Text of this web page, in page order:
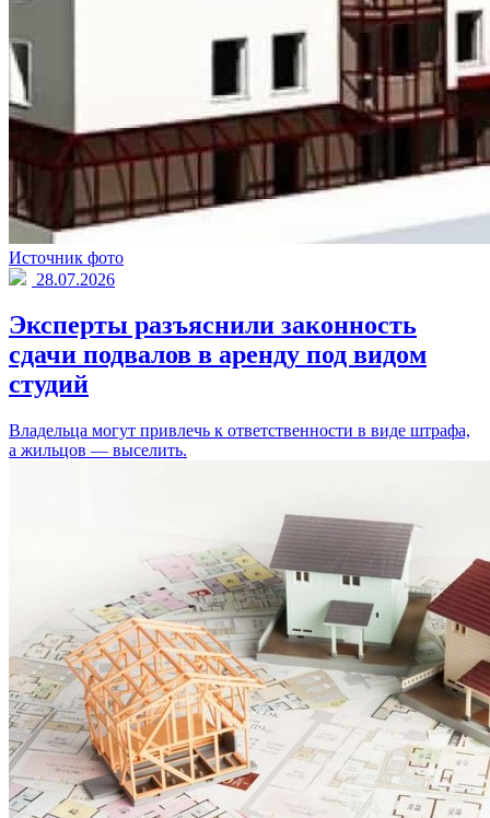
Источник фото
28.07.2026
Эксперты разъяснили законность
сдачи подвалов в аренду под видом
студий
Владельца могут привлечь к ответственности в виде штрафа,
а жильцов — выселить.